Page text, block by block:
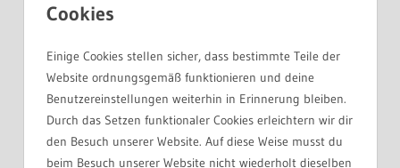
Cookies
Einige Cookies stellen sicher, dass bestimmte Teile der
Website ordnungsgemäß funktionieren und deine
Benutzereinstellungen weiterhin in Erinnerung bleiben.
Durch das Setzen funktionaler Cookies erleichtern wir dir
den Besuch unserer Website. Auf diese Weise musst du
beim Besuch unserer Website nicht wiederholt dieselben